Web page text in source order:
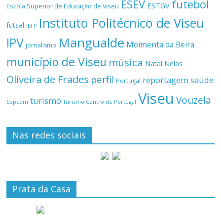
Escola Superior de Educação de Viseu ESEV ESTGV futebol
futsal IEFP Instituto Politécnico de Viseu
IPV jornalismo Mangualde Moimenta da Beira
município de Viseu música Natal Nelas
Oliveira de Frades perfil Portugal reportagemsaúde
Sopcom turismo Turismo Centro de Portugal Viseu Vouzela
Nas redes sociais
Prata da Casa